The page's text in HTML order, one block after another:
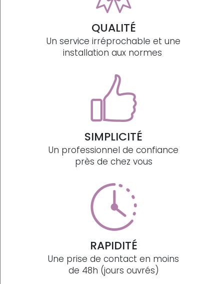
QUALITÉ
Un service irréprochable et une
installation aux normes
SIMPLICITÉ
Un professionnel de confiance
près de chez vous
RAPIDITÉ
Une prise de contact en moins
de 48h (jours ouvrés)